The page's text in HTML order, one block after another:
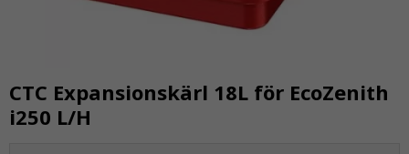
CTC Expansionskärl 18L för EcoZenith
i250 L/H